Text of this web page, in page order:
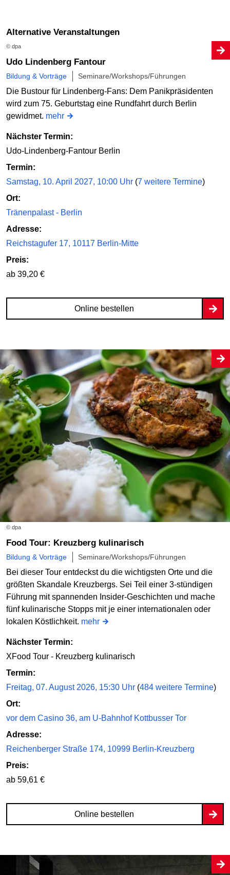
Alternative Veranstaltungen
© dpa
Udo Lindenberg Fantour
Bildung & Vorträge Seminare/Workshops/Führungen
Die Bustour für Lindenberg-Fans: Dem Panikpräsidenten
wird zum 75. Geburtstag eine Rundfahrt durch Berlin
gewidmet. mehr
Nächster Termin:
Udo-Lindenberg-Fantour Berlin
Termin:
Samstag, 10. April 2027, 10:00 Uhr (7 weitere Termine)
Ort:
Tränenpalast - Berlin
Adresse:
Reichstagufer 17, 10117 Berlin-Mitte
Preis:
ab 39,20 €
Online bestellen
© dpa
Food Tour: Kreuzberg kulinarisch
Bildung & Vorträge Seminare/Workshops/Führungen
Bei dieser Tour entdeckst du die wichtigsten Orte und die
größten Skandale Kreuzbergs. Sei Teil einer 3-stündigen
Führung mit spannenden Insider-Geschichten und mache
fünf kulinarische Stopps mit je einer internationalen oder
lokalen Köstlichkeit. mehr
Nächster Termin:
XFood Tour - Kreuzberg kulinarisch
Termin:
Freitag, 07. August 2026, 15:30 Uhr (484 weitere Termine)
Ort:
vor dem Casino 36, am U-Bahnhof Kottbusser Tor
Adresse:
Reichenberger Straße 174, 10999 Berlin-Kreuzberg
Preis:
ab 59,61 €
Online bestellen